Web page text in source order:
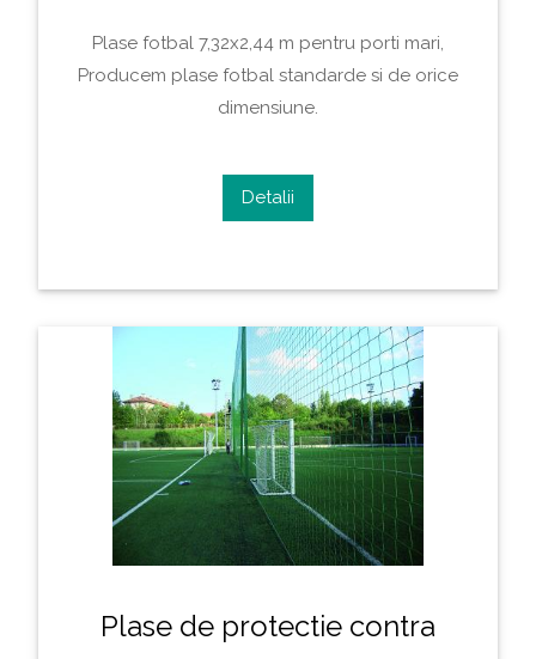
Plase fotbal 7,32x2,44 m pentru porti mari,
Producem plase fotbal standarde si de orice
dimensiune.
Detalii
Plase de protectie contra